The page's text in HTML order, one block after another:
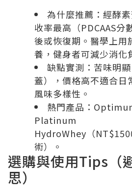
為什麼推薦：經酵
收率最高（PDCAAS分
後或恢復期。醫學上用
養，健身者可減少消化
缺點實測：苦味明
蓋），價格高不適合日
風味多樣性。
熱門產品：
Platinum
HydroWhey（
術）。
選購與使用Tips（
思）